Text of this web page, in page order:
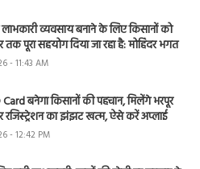
लाभकारी व्यवसाय बनाने के लिए किसानों को
तक पूरा सहयोग दिया जा रहा है: मोहिंदर भगत
- 11:43 AM
बनेगा किसानों की पहचान, मिलेंगे भरपूर
रजिस्ट्रेशन का झंझट खत्म, ऐसे करें अप्लाई
- 12:42 PM